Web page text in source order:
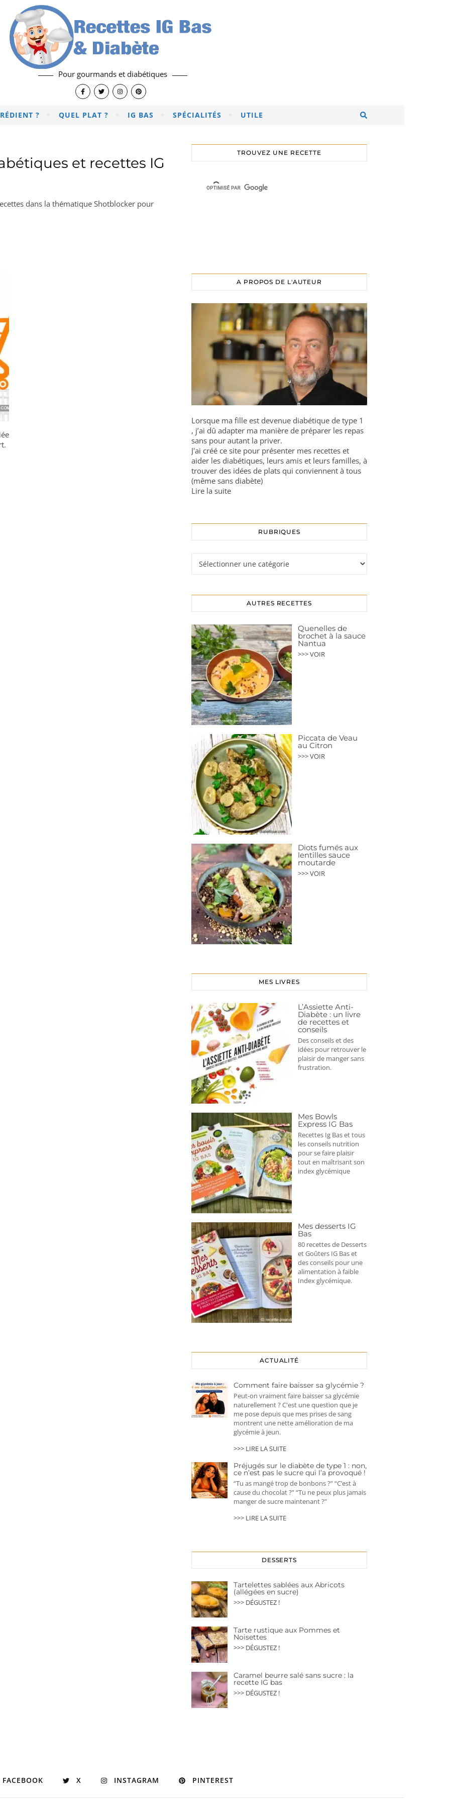
Pour gourmands et diabétiques
? QUEL PLAT ? IG BAS SPÉCIALITÉS UTILE
et recettes IG
dans la thématique Shotblocker pour
TROUVEZ UNE RECETTE
A PROPOS DE L'AUTEUR
Lorsque ma fille est devenue diabétique de type 1
, j’ai dû adapter ma manière de préparer les repas
sans pour autant la priver.
J'ai créé ce site pour présenter mes recettes et
aider les diabétiques, leurs amis et leurs familles, à
trouver des idées de plats qui conviennent à tous
(même sans diabète)
Lire la suite
RUBRIQUES
AUTRES RECETTES
Quenelles de
brochet à la sauce
Nantua
>>> VOIR
Piccata de Veau
au Citron
>>> VOIR
Diots fumés aux
lentilles sauce
moutarde
>>> VOIR
MES LIVRES
L’Assiette Anti-
Diabète : un livre
de recettes et
conseils
Des conseils et des
idées pour retrouver le
plaisir de manger sans
frustration.
Mes Bowls
Express IG Bas
Recettes Ig Bas et tous
les conseils nutrition
pour se faire plaisir
tout en maîtrisant son
index glycémique
Mes desserts IG
Bas
80 recettes de Desserts
et Goûters IG Bas et
des conseils pour une
alimentation à faible
Index glycémique.
ACTUALITÉ
Comment faire baisser sa glycémie ?
Peut-on vraiment faire baisser sa glycémie
naturellement ? C'est une question que je
me pose depuis que mes prises de sang
montrent une nette amélioration de ma
glycémie à jeun.
>>> LIRE LA SUITE
Préjugés sur le diabète de type 1 : non,
ce n’est pas le sucre qui l’a provoqué !
“Tu as mangé trop de bonbons ?” “C’est à
cause du chocolat ?” “Tu ne peux plus jamais
manger de sucre maintenant ?”
>>> LIRE LA SUITE
DESSERTS
Tartelettes sablées aux Abricots
(allégées en sucre)
>>> DÉGUSTEZ !
Tarte rustique aux Pommes et
Noisettes
>>> DÉGUSTEZ !
Caramel beurre salé sans sucre : la
recette IG bas
>>> DÉGUSTEZ !
FACEBOOK X INSTAGRAM PINTEREST